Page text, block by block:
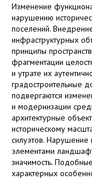
Изменение
нарушению
поселений.
инфраструктурных
принципы
фрагментации
и утрате их
градостроительные
подвергаются
и модернизации
архитектурные
историческому
силуэтов.
элементами
значимость.
характерных